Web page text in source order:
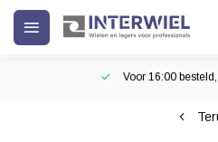
Voor 16:00